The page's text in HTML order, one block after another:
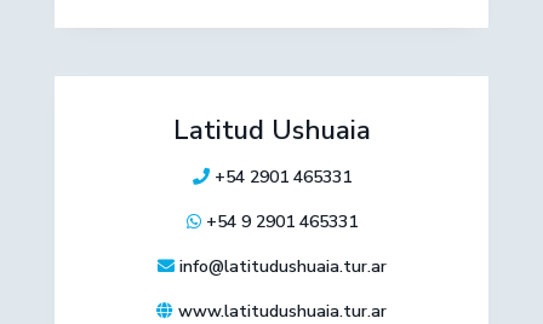
Latitud Ushuaia
+54 2901 465331
+54 9 2901 465331
info@latitudushuaia.tur.ar
www.latitudushuaia.tur.ar